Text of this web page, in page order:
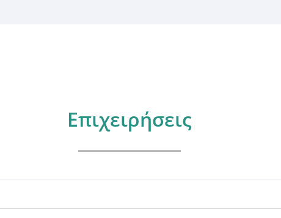
Επιχειρήσεις